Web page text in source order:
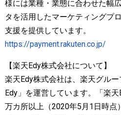
様には業種・業態に合わせた幅
タを活用したマーケティングプ
支援を提供しています。
https://payment.rakuten.co.jp/
【楽天Edy株式会社について】
楽天Edy株式会社は、楽天グル
Edy」を運営しています。「楽
万カ所以上（2020年5月1日時点